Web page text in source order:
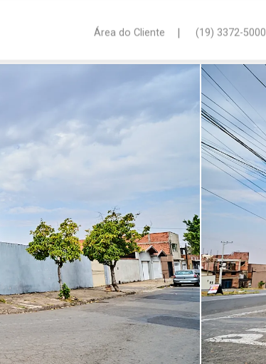
Área do Cliente | (19) 3372-5000